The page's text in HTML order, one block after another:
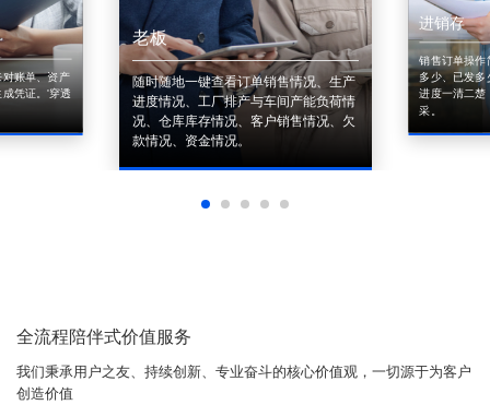
账单、资产
凭证。'穿透
老板
随时随地一键查看订单销售情况、生产
进度情况、工厂排产与车间产能负荷情
况、仓库库存情况、客户销售情况、欠
款情况、资金情况。
进销存
销售订单操作
多少、已发多
进度一清二楚
采。
全流程陪伴式价值服务
我们秉承用户之友、持续创新、专业奋斗的核心价值观，一切源于为客户
创造价值